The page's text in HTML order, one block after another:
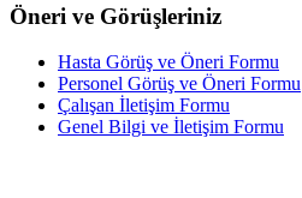
Öneri ve Görüşleriniz
Hasta Görüş ve Öneri Formu
Personel Görüş ve Öneri Formu
Çalışan İletişim Formu
Genel Bilgi ve İletişim Formu